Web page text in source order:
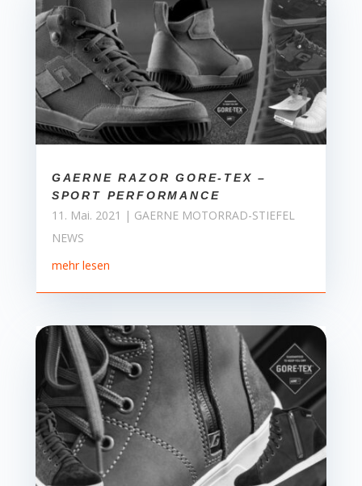
GAERNE RAZOR GORE-TEX –
SPORT PERFORMANCE
11. Mai. 2021 | GAERNE MOTORRAD-STIEFEL
NEWS
mehr lesen